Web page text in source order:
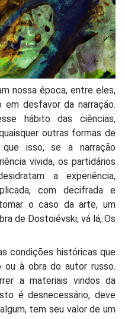
nossa época, entre eles,
em desfavor da narração.
hábito das ciências,
outras formas de
isso, se a narração
vivida, os partidários
a experiência,
com decifrada e
o caso da arte, um
de Dostoiévski, vá lá, Os
condições históricas que
ou à obra do autor russo.
a materiais vindos da
é desnecessário, deve
tem seu valor de um